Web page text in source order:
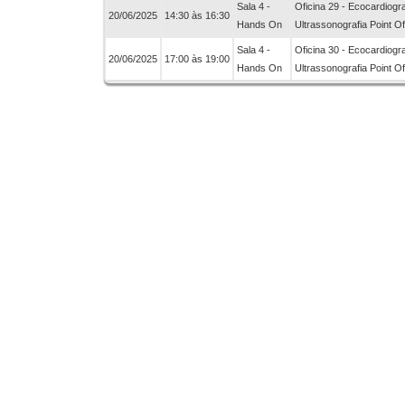
20/06/2025 14:30 às 16:30
Sala 4 -
Hands On
Oficina 29 -
Ultrassonografia Point
20/06/2025 17:00 às 19:00
Sala 4 -
Hands On
Oficina 30 -
Ultrassonografia Point